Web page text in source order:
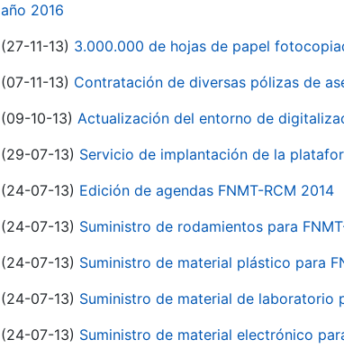
año 2016
(27-11-13) 3.000.000 de hojas de papel
(07-11-13) Contratación de diversas pólizas de
(09-10-13) Actualización del entorno de
(29-07-13) Servicio de implantación de la
(24-07-13) Edición de agendas FNMT-RCM 2014
(24-07-13) Suministro de rodamientos para
(24-07-13) Suministro de material plástico para
(24-07-13) Suministro de material de laboratorio
(24-07-13) Suministro de material electrónico